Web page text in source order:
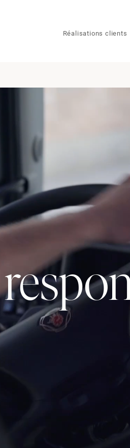
Réalisations clients